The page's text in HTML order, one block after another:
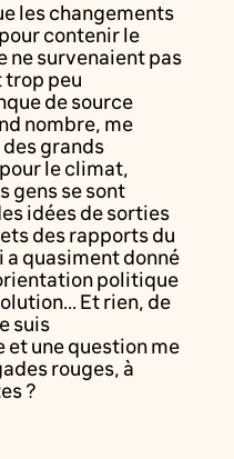
les changements
contenir le
survenaient pas
trop peu
de source
nombre, me
des grands
le climat,
gens se sont
idées de sorties
des rapports du
a quasiment donné
politique
Et rien, de
suis
une question me
rouges, à
?